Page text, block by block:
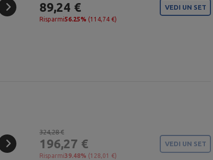
89,24 €
Risparmi56.25% (114,74 €)
VEDI UN SET
324,28 €
196,27 €
Risparmi39.48% (128,01 €)
VEDI UN SET